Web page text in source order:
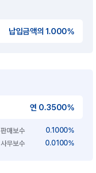
납입금액의 1.000%
연 0.3500%
판매보수
0.1000%
사무보수 0.0100%